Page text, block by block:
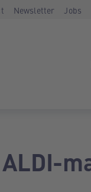
Newsletter Jobs